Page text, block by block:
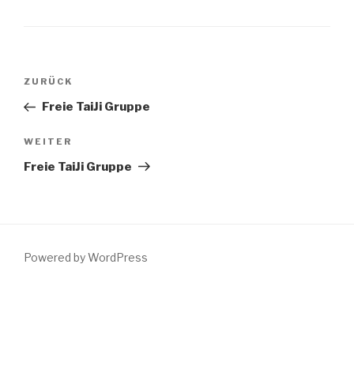
Beitragsnavigation
Vorheriger
Beitrag
ZURÜCK
Freie TaiJi Gruppe
Nächster
Beitrag
WEITER
Freie TaiJi Gruppe
Powered by WordPress